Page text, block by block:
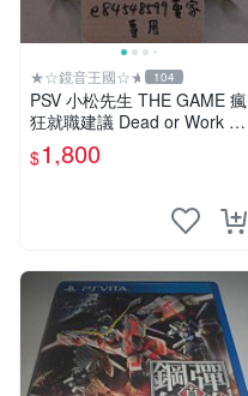
★☆鏡音王國☆★ 104
PSV 小松先生 THE GAME 瘋
狂就職建議 Dead or Work 特
裝版 限定版 日版 日文版 阿
松 松野輕松
$1,800